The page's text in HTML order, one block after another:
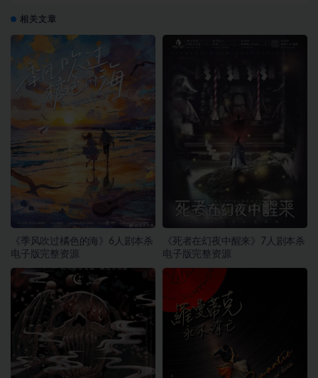
相关文章
《季风吹过橘色的海》6人剧本杀
电子版完整资源
《死者在幻夜中醒来》7人剧本杀
电子版完整资源